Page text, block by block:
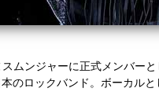
ムンジャーに正式メンバーと
のロックバンド。ボーカル